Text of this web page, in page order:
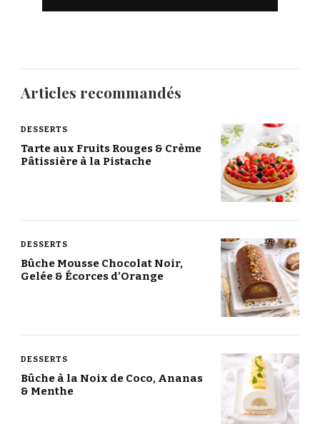
Articles recommandés
DESSERTS
Tarte aux Fruits Rouges & Crème
Pâtissière à la Pistache
DESSERTS
Bûche Mousse Chocolat Noir,
Gelée & Écorces d’Orange
DESSERTS
Bûche à la Noix de Coco, Ananas
& Menthe